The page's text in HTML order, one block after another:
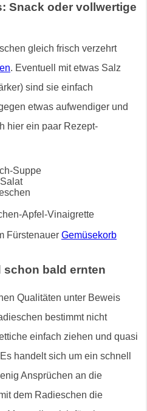
Snack oder vollwertige
gleich frisch verzehrt
. Eventuell mit etwas Salz
sind sie einfach
etwas aufwendiger und
hier ein paar Rezept-
Suppe
Apfel-Vinaigrette
Fürstenauer Gemüsekorb
schon bald ernten
Qualitäten unter Beweis
bestimmt nicht
einfach ziehen und quasi
handelt sich um ein schnell
Ansprüchen an die
dem Radieschen die